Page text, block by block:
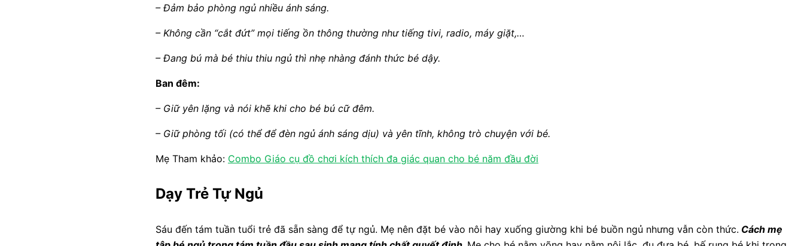
– Đảm bảo phòng ngủ nhiều ánh sáng.
– Không cần “cắt đứt” mọi tiếng ồn thông thường như tiếng tivi, radio, máy giặt,…
– Đang bú mà bé thiu thiu ngủ thì nhẹ nhàng đánh thức bé dậy.
Ban đêm:
– Giữ yên lặng và nói khẽ khi cho bé bú cữ đêm.
– Giữ phòng tối (có thể để đèn ngủ ánh sáng dịu) và yên tĩnh, không trò chuyện với bé.
Mẹ Tham khảo: Combo Giáo cụ đồ chơi kích thích đa giác quan cho bé năm đầu đời
Dạy Trẻ Tự Ngủ
Sáu đến tám tuần tuổi trẻ đã sẵn sàng để tự ngủ. Mẹ nên đặt bé vào nôi hay xuống giường khi bé buồn ngủ nhưng vẫn còn thức. Cách mẹ